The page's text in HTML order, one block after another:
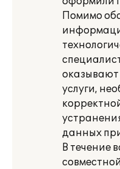
Помимо
услуги,
данных
В течение